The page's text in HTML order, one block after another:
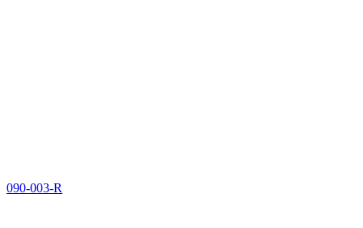
090-003-R